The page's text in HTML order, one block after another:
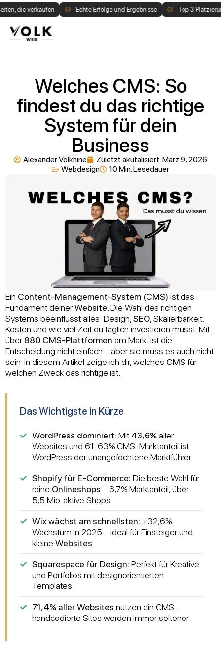
verkaufen Echte Erfolge und Ergebnisse Top 3 Platzierung auf
Welches CMS: So
findest du das richtige
System für dein
Business
Alexander Volkhine Zuletzt akutalisiert: März 9, 2026
Webdesign
10 Min. Lesedauer
Ein Content-Management-System (CMS) ist das
Fundament deinerWebsite. Die Wahl des richtigen
Systems beeinflusst alles: Design,SEO, Skalierbarkeit,
Kosten und wie viel Zeit du täglich investieren musst. Mit
über 880 CMS-Plattformen am Markt ist die
Entscheidung nicht einfach – aber sie muss es auch nicht
sein. In diesem Artikel zeige ich dir, welches CMS für
welchen Zweck das richtige ist.
Das Wichtigste in Kürze
WordPress dominiert: Mit 43,6%aller
Websites und 61-63% CMS-Marktanteil ist
WordPress der unangefochtene Marktführer
Shopify für E-Commerce: Die beste Wahl für
reine Onlineshops – 6,7% Marktanteil, über
5,5 Mio. aktive Shops
Wix wächst am schnellsten: +32,6%
Wachstum in 2025 – ideal für Einsteiger und
kleineWebsites
Squarespace für Design: Perfekt für Kreative
und Portfolios mit designorientierten
Templates
71,4% aller Websites nutzen ein CMS –
handcodierte Sites werden immer seltener